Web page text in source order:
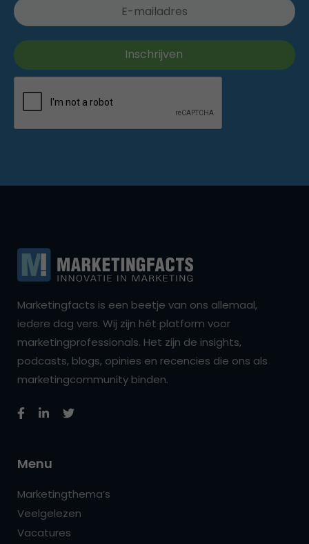
Marketingfacts is een beetje van ons allemaal,
iedere dag vers. Wij zijn hét platform voor
marketingprofessionals. Het zijn de insights,
podcasts, blogs, opinies en recencies die ons als
marketingcommunity binden.
Menu
Marketingthema’s
Veelgelezen
Vacatures